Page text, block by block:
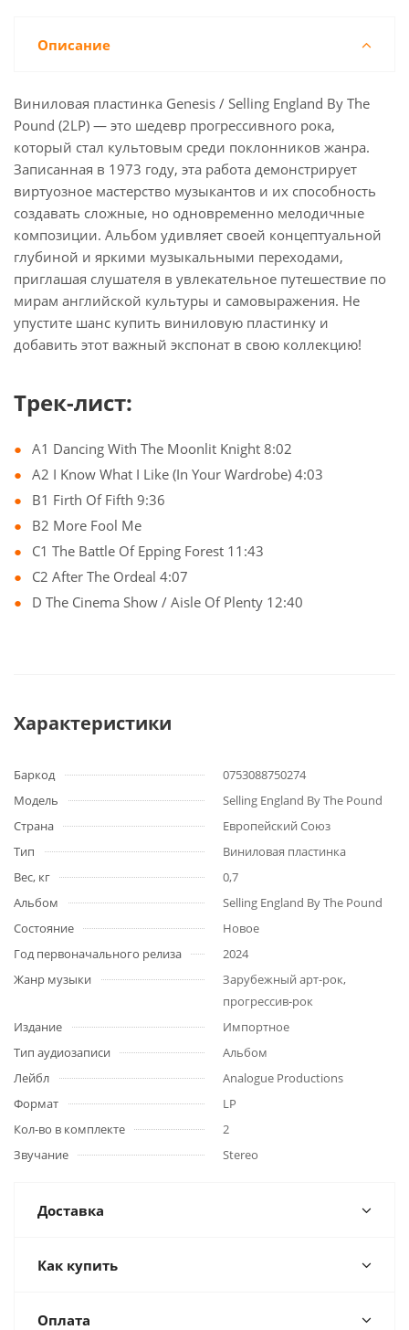
Описание
Виниловая пластинка Genesis / Selling England By The
Pound (2LP) — это шедевр прогрессивного рока,
который стал культовым среди поклонников жанра.
Записанная в 1973 году, эта работа демонстрирует
виртуозное мастерство музыкантов и их способность
создавать сложные, но одновременно мелодичные
композиции. Альбом удивляет своей концептуальной
глубиной и яркими музыкальными переходами,
приглашая слушателя в увлекательное путешествие по
мирам английской культуры и самовыражения. Не
упустите шанс купить виниловую пластинку и
добавить этот важный экспонат в свою коллекцию!
Трек-лист:
A1 Dancing With The Moonlit Knight 8:02
A2 I Know What I Like (In Your Wardrobe) 4:03
B1 Firth Of Fifth 9:36
B2 More Fool Me
C1 The Battle Of Epping Forest 11:43
C2 After The Ordeal 4:07
D The Cinema Show / Aisle Of Plenty 12:40
Характеристики
Баркод
0753088750274
Модель
Selling England By The Pound
Страна
Европейский Союз
Тип
Виниловая пластинка
Вес, кг
0,7
Альбом
Selling England By The Pound
Состояние
Новое
Год первоначального релиза
2024
Жанр музыки
Зарубежный арт-рок,
прогрессив-рок
Издание
Импортное
Тип аудиозаписи
Альбом
Лейбл
Analogue Productions
Формат
LP
Кол-во в комплекте
2
Звучание
Stereo
Доставка
Как купить
Оплата